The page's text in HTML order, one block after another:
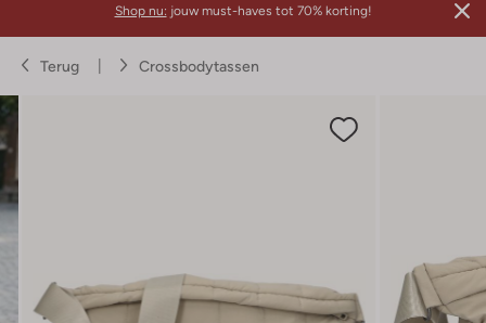
Shop nu: jouw must-haves tot 70% korting!
Terug Crossbodytassen